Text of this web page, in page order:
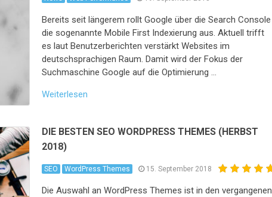
Bereits seit längerem rollt Google über die Search Console
die sogenannte Mobile First Indexierung aus. Aktuell trifft
es laut Benutzerberichten verstärkt Websites im
deutschsprachigen Raum. Damit wird der Fokus der
Suchmaschine Google auf die Optimierung …
Weiterlesen
DIE BESTEN SEO WORDPRESS THEMES (HERBST
2018)
SEO WordPress Themes 15. September 2018
Die Auswahl an WordPress Themes ist in den vergangenen